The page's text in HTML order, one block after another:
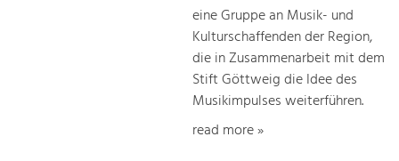
eine Gruppe an Musik- und
Kulturschaffenden der Region,
die in Zusammenarbeit mit dem
Stift Göttweig die Idee des
Musikimpulses weiterführen.
read more »